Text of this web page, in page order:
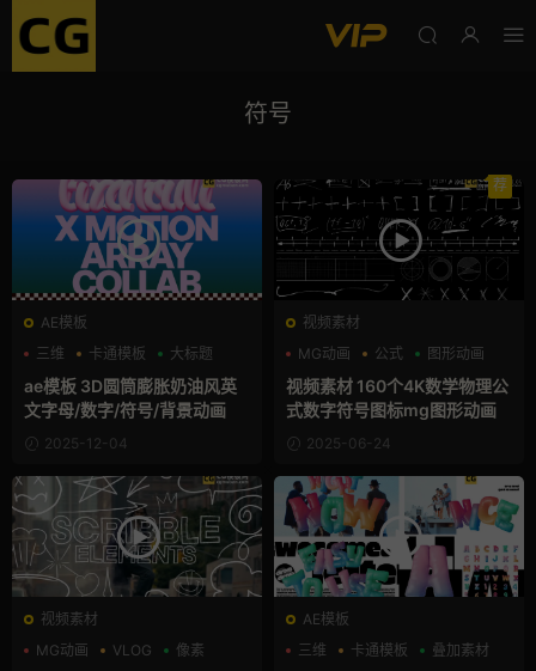
符号
AE模板
三维
卡通模板 大标题
ae模板 3D圆筒膨胀奶油风英
文字母/数字/符号/背景动画
2025-12-04
视频素材
MG动画
公式 图形动画
视频素材 160个4K数学物理公
式数字符号图标mg图形动画
2025-06-24
荐
视频素材
MG动画
VLOG 像素
AE模板
三维
卡通模板 叠加素材